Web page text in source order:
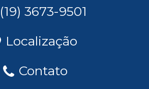
(19) 3673-9501
Localização
Contato